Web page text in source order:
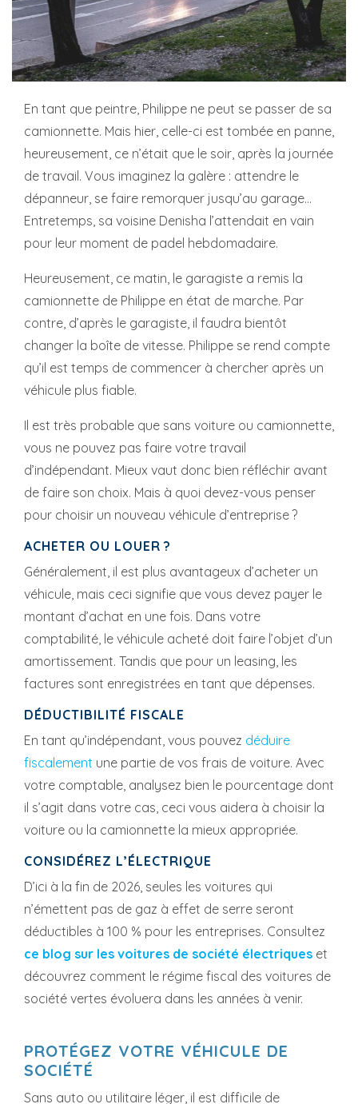
En tant que peintre, Philippe ne peut se passer de sa
camionnette. Mais hier, celle-ci est tombée en panne,
heureusement, ce n’était que le soir, après la journée
de travail. Vous imaginez la galère : attendre le
dépanneur, se faire remorquer jusqu’au garage...
Entretemps, sa voisine Denisha l’attendait en vain
pour leur moment de padel hebdomadaire.
Heureusement, ce matin, le garagiste a remis la
camionnette de Philippe en état de marche. Par
contre, d’après le garagiste, il faudra bientôt
changer la boîte de vitesse. Philippe se rend compte
qu’il est temps de commencer à chercher après un
véhicule plus fiable.
Il est très probable que sans voiture ou camionnette,
vous ne pouvez pas faire votre travail
d’indépendant. Mieux vaut donc bien réfléchir avant
de faire son choix. Mais à quoi devez-vous penser
pour choisir un nouveau véhicule d’entreprise ?
ACHETER OU LOUER ?
Généralement, il est plus avantageux d’acheter un
véhicule, mais ceci signifie que vous devez payer le
montant d’achat en une fois. Dans votre
comptabilité, le véhicule acheté doit faire l’objet d’un
amortissement. Tandis que pour un leasing, les
factures sont enregistrées en tant que dépenses.
DÉDUCTIBILITÉ FISCALE
En tant qu’indépendant, vous pouvez déduire
fiscalement une partie de vos frais de voiture. Avec
votre comptable, analysez bien le pourcentage dont
il s’agit dans votre cas, ceci vous aidera à choisir la
voiture ou la camionnette la mieux appropriée.
CONSIDÉREZ L’ÉLECTRIQUE
D’ici à la fin de 2026, seules les voitures qui
n’émettent pas de gaz à effet de serre seront
déductibles à 100 % pour les entreprises. Consultez
ce blog sur les voitures de société électriques et
découvrez comment le régime fiscal des voitures de
société vertes évoluera dans les années à venir.
PROTÉGEZ VOTRE VÉHICULE DE
SOCIÉTÉ
Sans auto ou utilitaire léger, il est difficile de